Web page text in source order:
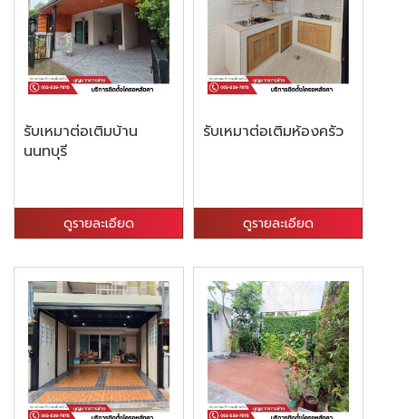
รับเหมาต่อเติมบ้าน
นนทบุรี
ดูรายละเอียด
รับเหมาต่อเติมห้องครัว
ดูรายละเอียด